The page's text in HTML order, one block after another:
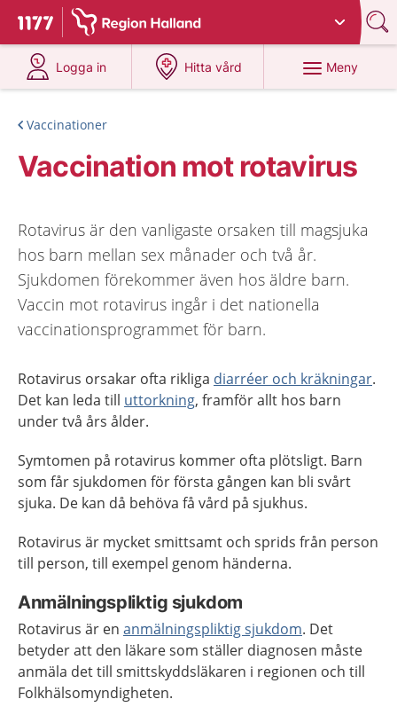
Till startsidan för 1177
Du har valt region Halland
Logga in
på 1177.se
Hitta vård
på 1177.se
Meny
Vaccinationer
Vaccination mot rotavirus
Rotavirus är den vanligaste orsaken till magsjuka
hos barn mellan sex månader och två år.
Sjukdomen förekommer även hos äldre barn.
Vaccin mot rotavirus ingår i det nationella
vaccinationsprogrammet för barn.
Rotavirus orsakar ofta rikliga diarréer och kräkningar.
Det kan leda till uttorkning, framför allt hos barn
under två års ålder.
Symtomen på rotavirus kommer ofta plötsligt. Barn
som får sjukdomen för första gången kan bli svårt
sjuka. De kan då behöva få vård på sjukhus.
Rotavirus är mycket smittsamt och sprids från person
till person, till exempel genom händerna.
Anmälningspliktig sjukdom
Rotavirus är en anmälningspliktig sjukdom. Det
betyder att den läkare som ställer diagnosen måste
anmäla det till smittskyddsläkaren i regionen och till
Folkhälsomyndigheten.